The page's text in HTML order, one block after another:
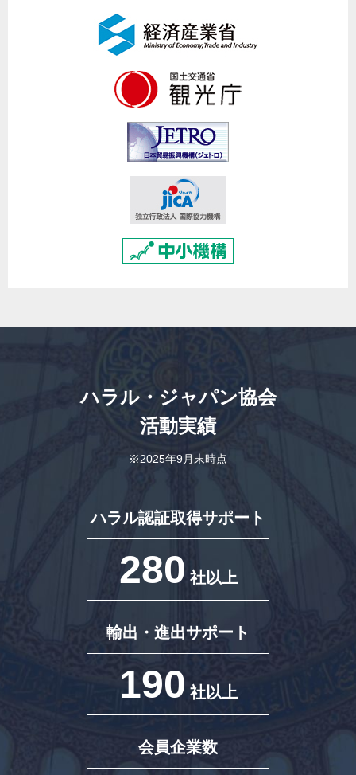
ハラル・ジャパン協会
活動実績
※2025年9月末時点
ハラル認証取得サポート
280 社以上
輸出・進出サポート
190 社以上
会員企業数